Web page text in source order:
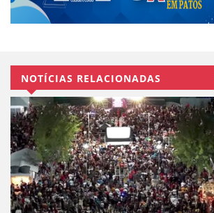
NOTÍCIAS RELACIONADAS